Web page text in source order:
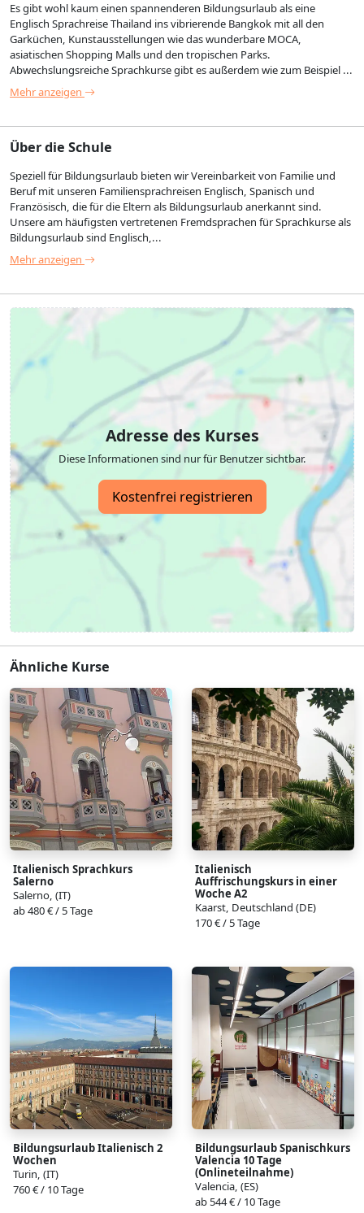
Es gibt wohl kaum einen spannenderen Bildungsurlaub als eine
Englisch Sprachreise Thailand ins vibrierende Bangkok mit all den
Garküchen, Kunstausstellungen wie das wunderbare MOCA,
asiatischen Shopping Malls und den tropischen Parks.
Abwechslungsreiche Sprachkurse gibt es außerdem wie zum Beispiel ...
Mehr anzeigen
Über die Schule
Speziell für Bildungsurlaub bieten wir Vereinbarkeit von Familie und
Beruf mit unseren Familiensprachreisen Englisch, Spanisch und
Französisch, die für die Eltern als Bildungsurlaub anerkannt sind.
Unsere am häufigsten vertretenen Fremdsprachen für Sprachkurse als
Bildungsurlaub sind Englisch,...
Mehr anzeigen
Adresse des Kurses
Diese Informationen sind nur für Benutzer sichtbar.
Kostenfrei registrieren
Ähnliche Kurse
Italienisch Sprachkurs
Salerno
Salerno, (IT)
ab 480 € / 5 Tage
Italienisch
Auffrischungskurs in einer
Woche A2
Kaarst, Deutschland (DE)
170 € / 5 Tage
Bildungsurlaub Italienisch 2
Wochen
Turin, (IT)
760 € / 10 Tage
Bildungsurlaub Spanischkurs
Valencia 10 Tage
(Onlineteilnahme)
Valencia, (ES)
ab 544 € / 10 Tage